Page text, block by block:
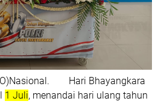
Hari Bhayangkara
1 Juli, menandai hari ulang tahun